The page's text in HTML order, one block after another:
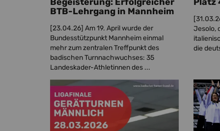
BTB-Lehrgang in Mannheim
[23.04.26] Am 19. April wurde der
Bundesstützpunkt Mannheim einmal
mehr zum zentralen Treffpunkt des
badischen Turnnachwuchses: 35
Landeskader-Athletinnen des ...
Jesolo,
die